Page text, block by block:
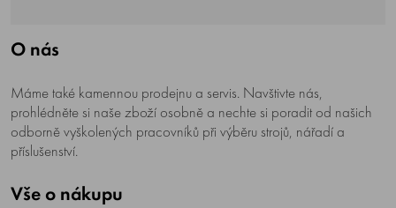
O nás
Máme také kamennou prodejnu a servis. Navštivte nás,
prohlédněte si naše zboží osobně a nechte si poradit od našich
odborně vyškolených pracovníků při výběru strojů, nářadí a
příslušenství.
Vše o nákupu